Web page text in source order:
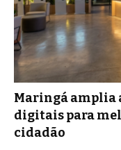
Maringá amplia
digitais para
cidadão